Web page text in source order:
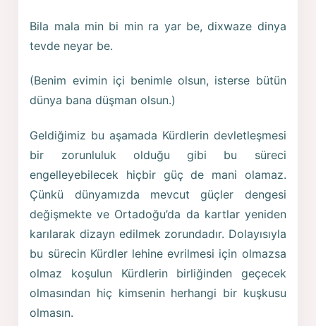
Bila mala min bi min ra yar be, dixwaze dinya
tevde neyar be.
(Benim evimin içi benimle olsun, isterse bütün
dünya bana düşman olsun.)
Geldiğimiz bu aşamada Kürdlerin devletleşmesi
bir zorunluluk olduğu gibi bu süreci
engelleyebilecek hiçbir güç de mani olamaz.
Çünkü dünyamızda mevcut güçler dengesi
değişmekte ve Ortadoğu’da da kartlar yeniden
karılarak dizayn edilmek zorundadır. Dolayısıyla
bu sürecin Kürdler lehine evrilmesi için olmazsa
olmaz koşulun Kürdlerin birliğinden geçecek
olmasından hiç kimsenin herhangi bir kuşkusu
olmasın.